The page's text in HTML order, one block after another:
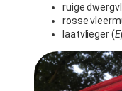
ruige
rosse
laatvlieger (